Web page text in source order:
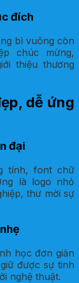
đích
bì vuông còn
chúc mừng,
thiệu thương
dễ ứng
đại
tính, font chữ
là logo nhỏ
thư mời sự
học đơn giản
được sự tinh
nghệ thuật.